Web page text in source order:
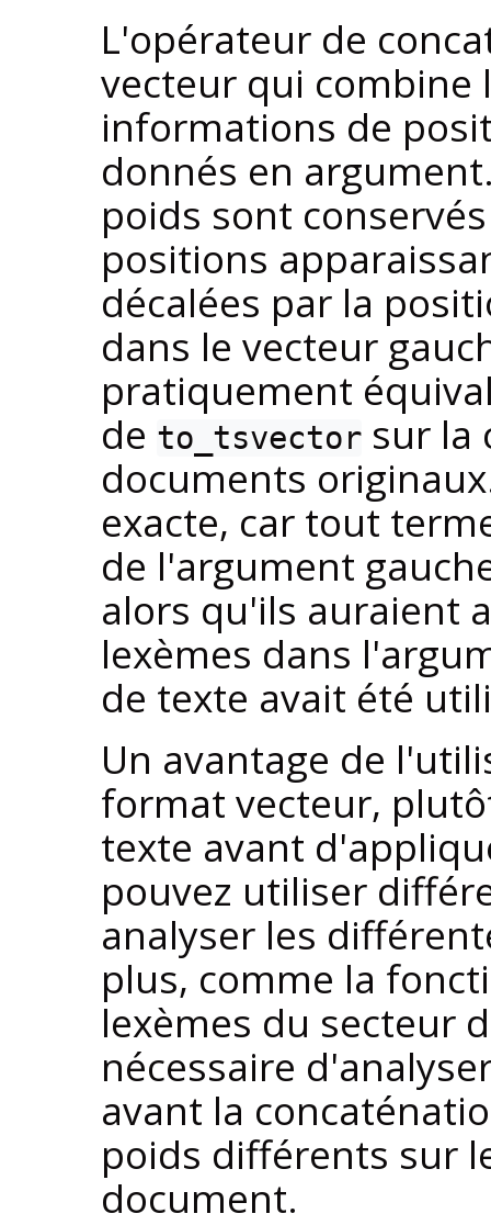
L'opérateur de
vecteur qui combine
informations de
donnés en
poids sont
positions
décalées par la
dans le vecteur
pratiquement
de to_tsvector sur la
documents
exacte, car tout
de l'argument
alors qu'ils auraient
lexèmes dans
de texte avait été
Un avantage de
format vecteur,
texte avant
pouvez utiliser
analyser les
plus, comme la
lexèmes du secteur
nécessaire
avant la
poids différents sur
document.